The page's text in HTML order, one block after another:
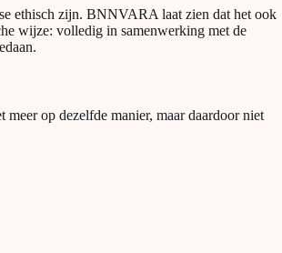
ethisch zijn. BNNVARA laat zien dat het ook
wijze: volledig in samenwerking met de
op dezelfde manier, maar daardoor niet